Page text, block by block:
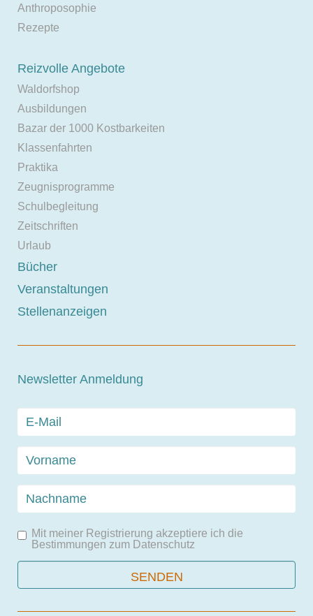
Anthroposophie
Rezepte
Reizvolle Angebote
Waldorfshop
Ausbildungen
Bazar der 1000 Kostbarkeiten
Klassenfahrten
Praktika
Zeugnisprogramme
Schulbegleitung
Zeitschriften
Urlaub
Bücher
Veranstaltungen
Stellenanzeigen
Newsletter Anmeldung
Mit meiner Registrierung akzeptiere ich die
Bestimmungen zum Datenschutz